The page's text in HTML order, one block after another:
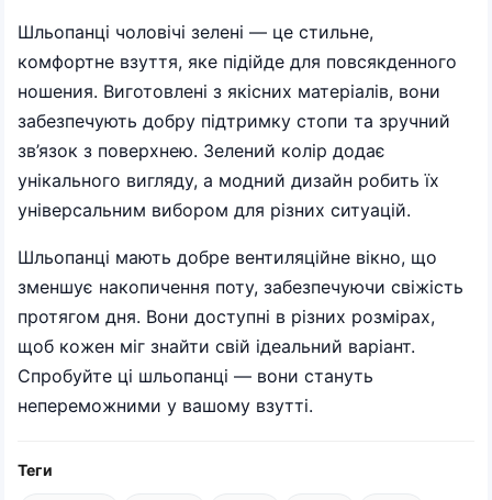
Шльопанці чоловічі зелені — це стильне,
комфортне взуття, яке підійде для повсякденного
ношения. Виготовлені з якісних матеріалів, вони
забезпечують добру підтримку стопи та зручний
зв’язок з поверхнею. Зелений колір додає
унікального вигляду, а модний дизайн робить їх
універсальним вибором для різних ситуацій.
Шльопанці мають добре вентиляційне вікно, що
зменшує накопичення поту, забезпечуючи свіжість
протягом дня. Вони доступні в різних розмірах,
щоб кожен міг знайти свій ідеальний варіант.
Спробуйте ці шльопанці — вони стануть
непереможними у вашому взутті.
Теги